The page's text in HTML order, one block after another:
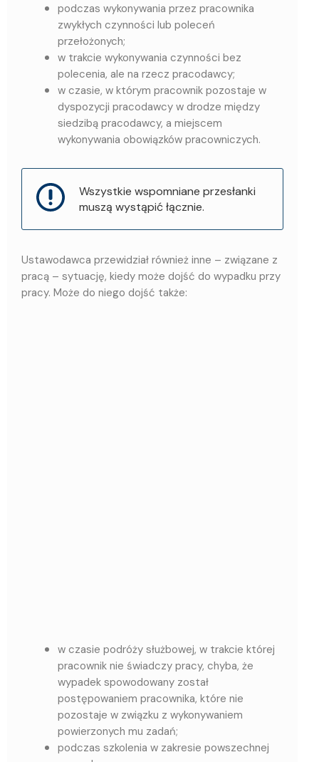
podczas wykonywania przez pracownika
zwykłych czynności lub poleceń
przełożonych;
w trakcie wykonywania czynności bez
polecenia, ale na rzecz pracodawcy;
w czasie, w którym pracownik pozostaje w
dyspozycji pracodawcy w drodze między
siedzibą pracodawcy, a miejscem
wykonywania obowiązków pracowniczych.
Wszystkie wspomniane przesłanki
muszą wystąpić łącznie.
Ustawodawca przewidział również inne – związane z
pracą – sytuację, kiedy może dojść do wypadku przy
pracy. Może do niego dojść także:
w czasie podróży służbowej, w trakcie której
pracownik nie świadczy pracy, chyba, że
wypadek spowodowany został
postępowaniem pracownika, które nie
pozostaje w związku z wykonywaniem
powierzonych mu zadań;
podczas szkolenia w zakresie powszechnej